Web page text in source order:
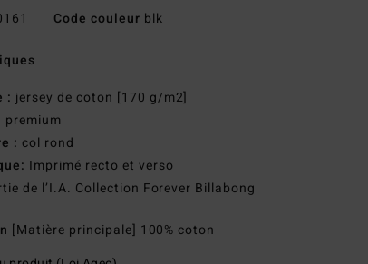
Code couleur blk
: jersey de coton [170 g/m2]
premium
: col rond
Imprimé recto et verso
de l’I.A. Collection Forever Billabong
[Matière principale] 100% coton